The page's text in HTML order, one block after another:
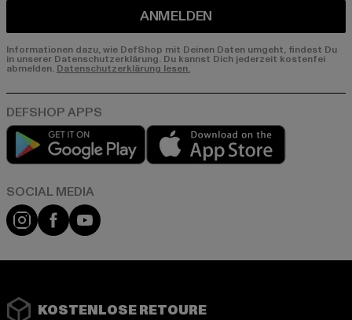
ANMELDEN
Informationen dazu, wie DefShop mit Deinen Daten umgeht, findest Du
in unserer Datenschutzerklärung. Du kannst Dich jederzeit kostenfei
abmelden. Datenschutzerklärung lesen.
Play market
Instagram
FacebookYouTube
KOSTENLOSE RETOURE